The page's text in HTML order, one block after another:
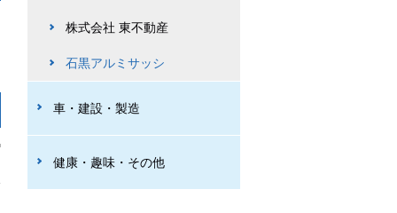
株式会社 東不動産
石黒アルミサッシ
車・建設・製造
健康・趣味・その他